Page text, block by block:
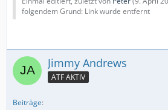
folgendem Grund: Link wurde entfernt
Jimmy Andrews
ATF AKTIV
Beiträge